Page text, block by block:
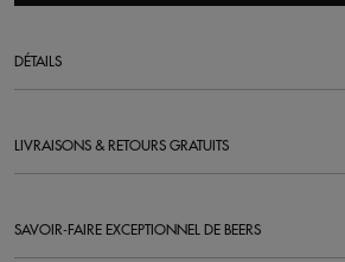
DÉTAILS
LIVRAISONS & RETOURS GRATUITS
SAVOIR-FAIRE EXCEPTIONNEL DE BEERS